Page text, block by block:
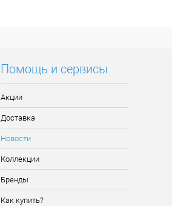
Помощь и сервисы
Акции
Доставка
Новости
Коллекции
Бренды
Как купить?